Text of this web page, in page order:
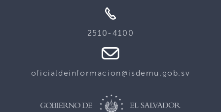
2510-4100
oficialdeinformacion@isdemu.gob.sv